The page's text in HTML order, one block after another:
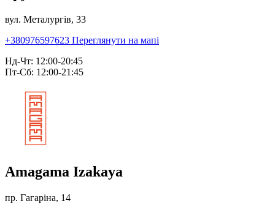
вул. Металургів, 33
+380976597623 Переглянути на мапі
Нд-Чт: 12:00-20:45
Пт-Сб: 12:00-21:45
Amagama Izakaya
пр. Гагаріна, 14